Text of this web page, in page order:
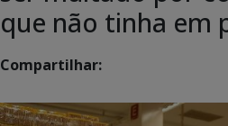
que não tinha em
Compartilhar: